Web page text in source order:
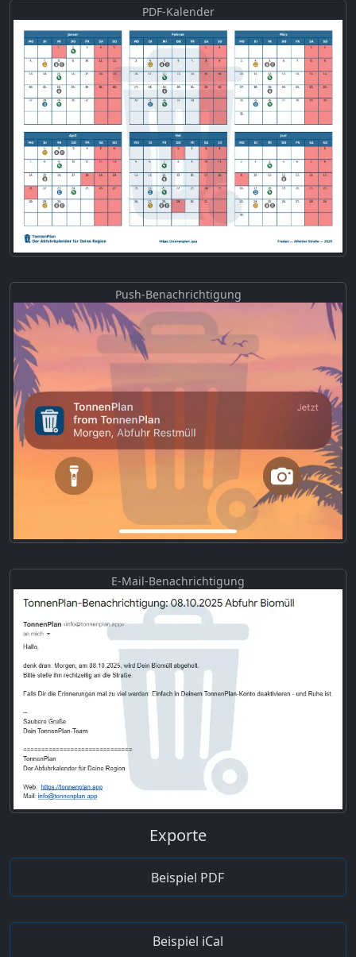
PDF-Kalender
Push-Benachrichtigung
E-Mail-Benachrichtigung
Exporte
Beispiel PDF
Beispiel iCal